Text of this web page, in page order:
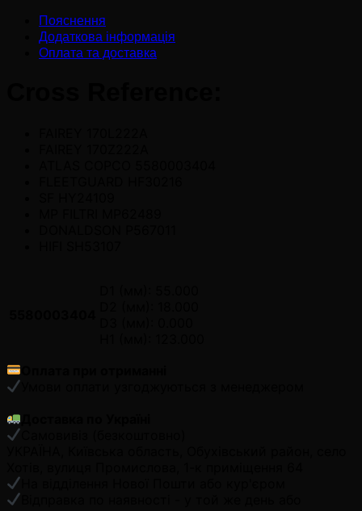
Пояснення
Додаткова інформація
Оплата та доставка